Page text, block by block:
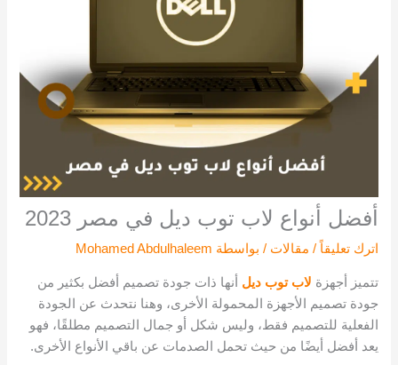
أفضل أنواع لاب توب ديل في مصر 2023
اترك تعليقاً / مقالات / بواسطة Mohamed Abdulhaleem
تتميز أجهزة لاب توب ديل أنها ذات جودة تصميم أفضل بكثير من
جودة تصميم الأجهزة المحمولة الأخرى، وهنا نتحدث عن الجودة
الفعلية للتصميم فقط، وليس شكل أو جمال التصميم مطلقًا، فهو
يعد أفضل أيضًا من حيث تحمل الصدمات عن باقي الأنواع الأخرى.